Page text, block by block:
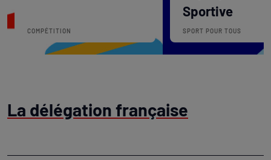
COMPÉTITION
Sportive
SPORT POUR TOUS
La délégation française